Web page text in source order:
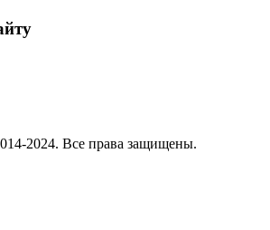
2024. Все права защищены.